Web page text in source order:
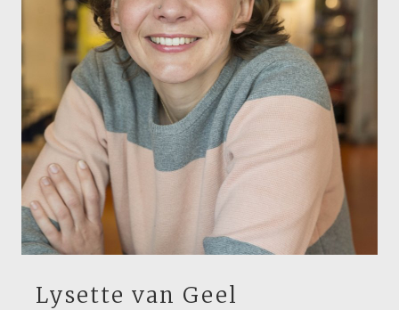
Lysette van Geel